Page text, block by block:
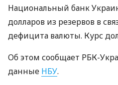
Национальный банк
долларов из резервов в
дефицита валюты. Курс
Об этом сообщает РБК-
данные НБУ.